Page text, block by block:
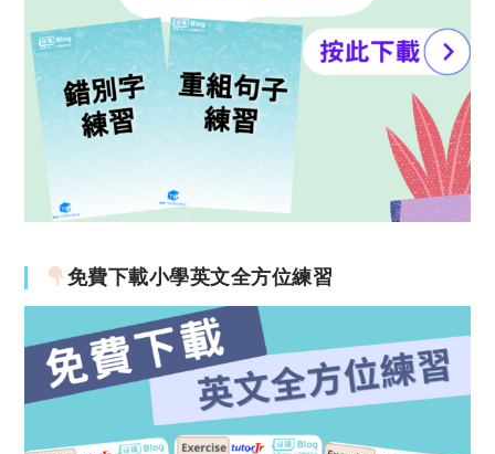
免費下載小學英文全方位練習